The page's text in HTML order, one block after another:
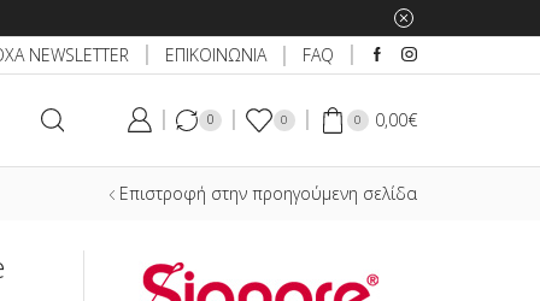
NEWSLETTER ΕΠΙΚΟΙΝΩΝΙΑ
FAQ
0 0 0 0,00€
Επιστροφή στην προηγούμενη σελίδα